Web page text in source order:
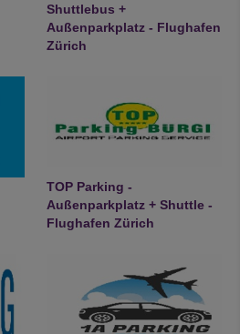
Shuttlebus +
Außenparkplatz - Flughafen
Zürich
TOP Parking -
Außenparkplatz + Shuttle -
Flughafen Zürich